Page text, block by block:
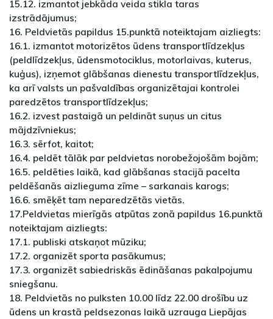
15.12. izmantot jebkāda veida stikla taras
izstrādājumus;
16. Peldvietās papildus 15.punktā noteiktajam aizliegts:
16.1. izmantot motorizētos ūdens transportlīdzekļus
(peldlīdzekļus, ūdensmotociklus, motorlaivas, kuterus,
kuģus), izņemot glābšanas dienestu transportlīdzekļus,
ka arī valsts un pašvaldības organizētajai kontrolei
paredzētos transportlīdzekļus;
16.2. izvest pastaigā un peldināt suņus un citus
mājdzīvniekus;
16.3. sērfot, kaitot;
16.4. peldēt tālāk par peldvietas norobežojošām bojām;
16.5. peldēties laikā, kad glābšanas stacijā pacelta
peldēšanās aizlieguma zīme – sarkanais karogs;
16.6. smēķēt tam neparedzētās vietās.
17.Peldvietas mierīgās atpūtas zonā papildus 16.punktā
noteiktajam aizliegts:
17.1. publiski atskaņot mūziku;
17.2. organizēt sporta pasākumus;
17.3. organizēt sabiedriskās ēdināšanas pakalpojumu
sniegšanu.
18. Peldvietās no pulksten 10.00 līdz 22.00 drošību uz
ūdens un krastā peldsezonas laikā uzrauga Liepājas